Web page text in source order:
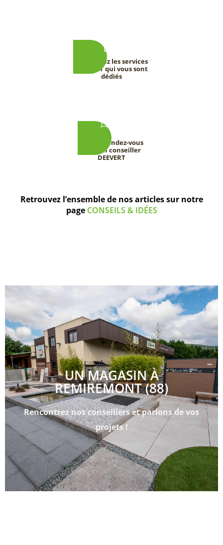
Découvrez les services
DEEVERT qui vous sont
dédiés
Prenez rendez-vous
avec un conseiller
DEEVERT
Retrouvez l’ensemble de nos articles sur notre
page CONSEILS & IDÉES
UN MAGASIN À
REMIREMONT (88)
Rencontrez nos conseillers et parlons de vos
projets !